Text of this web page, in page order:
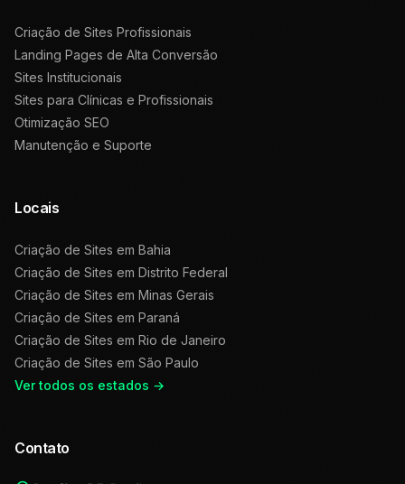
Criação de Sites Profissionais
Landing Pages de Alta Conversão
Sites Institucionais
Sites para Clínicas e Profissionais
Otimização SEO
Manutenção e Suporte
Locais
Criação de Sites em Bahia
Criação de Sites em Distrito Federal
Criação de Sites em Minas Gerais
Criação de Sites em Paraná
Criação de Sites em Rio de Janeiro
Criação de Sites em São Paulo
Ver todos os estados →
Contato